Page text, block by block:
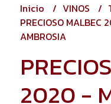
Inicio VINOS
PRECIOSO MALBEC
AMBROSIA
2020 -